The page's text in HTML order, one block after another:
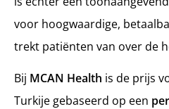
voor hoogwaardige,
trekt patiënten van over de
Bij MCAN Health is de prijs
Turkije gebaseerd op een